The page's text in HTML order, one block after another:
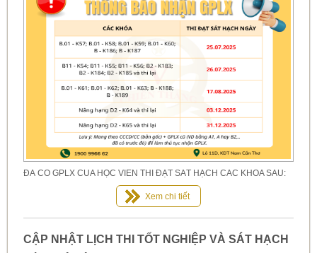
ĐÃ CÓ GPLX CỦA HỌC VIÊN THI ĐẠT SÁT HẠCH CÁC KHÓA SAU:
Xem chi tiết
CẬP NHẬT LỊCH THI TỐT NGHIỆP VÀ SÁT HẠCH